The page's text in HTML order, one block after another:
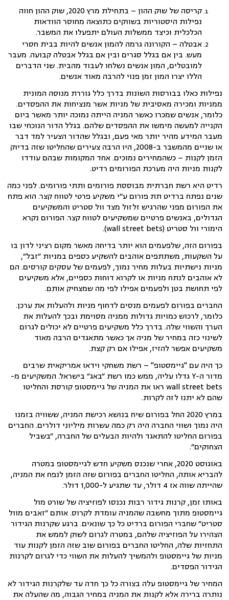
קריסה של שוק ההון – בתחילת מרץ 2020, שוק ההון חווה
נפילות היסטוריות בשווקים כתוצאה מחוסר הוודאות
הכלכלית וכיצד ממשלות העולם יתפעלו את המשבר.
אבטלה – הקורונה גרמה להמון אנשים להיות בבית חסרי
מעש. בין אם בגלל סגרים ובין אם בגלל אבטלה קבועה. מעבר
למובטלים, המון אנשים נשלחו לעבוד מהבית. שני הדברים
הללו יצרו המון זמן פנוי להרבה מאוד אנשים.
נפילות כאלו בבורסות השונות בדרך כלל גוררת מנוסה המונית
ממניות ומכירה מאסיבית של מניות אשר מנציחות את ההפסדים.
כלומר, אנשים שמכרו כאשר המניה הייתה נמוכה יותר מאשר ביום
הקנייה למעשה מימשו את ההפסדים שלהם. בגלל הדור הנוכחי שבו
מעבר המידע מהיר יותר מאי פעם, ובגלל שהדור הצעיר למד דבר
או שניים מהמשבר ב-2008, היו הרבה צעירים שהחליטו שזה בדיוק
הזמן לקנות – כשהמחירים נמוכים. אחד המקומות שבהם עודדו
לקנות מניות היה מערכת הפורומים רדיט.
רדיט היא רשת חברתית מבוססת פורומים ותתי פורומים. לפני כמה
שנים נפתח ברדיט תת פורום ע״י משקיע פרטי לטווח קצר. הוא פתח
את הפורום מפני שהרגיש זלזול מצד וול סטריט והמשקיעים
הגדולים, באנשים פרטיים שמשקיעים לטווח קצר. הפורום נקרא
הימורי וול סטריט (wall street bets).
בפורום הזה, שלפעמים הוא יותר בדיחה מאשר מקום רציני לדון בו
על השקעות, משתתפים אוהבים להשקיע כספים במניות ״זבל״,
מניות נישתיות בעלות מחיר נמוך, לפעמים של עסקים קורסים. הם
לא אוהבים לנתח מניות או לקרוא דוחות כספיים, אלא משקיעים
לפי תחושת בטן ולפעמים אפילו לפי מה שמצחיק אותם.
החברים בפורום לפעמים מנסים לדחוף מניות ולהעלות את ערכן.
כלומר, לרכוש כמויות גדולות ממניה מסוימת ובכך להעלות את
הערך והשווי שלה. בדרך כלל משקיעים פרטיים לא יכולים לגרום
לשינוי כזה במחיר של מניה אך כאשר מתאגדים הרבה מאוד
משקיעים אפשר להזיז, אפילו אם רק קצת.
כך היה עם "גיימסטופ" – רשת משחקי וידאו אמריקאית שרבים
מדור ה-Y גדלו עליה, ממש כמו רשת ״באג״ בישראל. המשקיעים מ-
wall street bets ראו את המניה של גיימסטופ קורסת והחליטו
שהם לא יתנו לזה לקרות.
במרץ 2020 החל בפורום שיח בנושא רכישת המניה, ששוויה בזמנו
היה נמוך ושווי החברה היה רק כמה עשרות מיליוני דולרים. החברים
בפורום החליטו להתאגד ולהיות הבעלים של החברה, ״בשביל
הצחוקים״.
באוגוסט 2020, אחרי שנכנס משקיע חדש לגיימסטופ במטרה
להבריא אותה, החליטו החברים בפורום שזה הזמן לנפח את המניה,
שהייתה שווה אז 4 דולר, עד שתגיע ל-1,000 דולר.
באותו זמן, קרנות גידור רבות נכנסו לפוזיציה של שורט מול
גיימסטופ מתוך מחשבה שהמניה עומדת לקרוס. אותם ״זאבים מוול
סטריט״ שחברי הפורום ברדיט כל כך שונאים. ברגע שקרנות הגידור
הצהירו על הפוזיציה שלהם, במטרה לגרום לשוק לממש את
התחזיות שלה, החליטו החברים בפורום שוב שזה הזמן לקנות עוד
מניות של גיימסטופ ולהמשיך להעלות את השווי כדי לגרום לקרנות
הגידור הפסדים.
המחיר של גיימסטופ עלה בצורה כל כך חדה עד שלקרנות הגידור לא
נותרה ברירה אלא לקנות את המניה במחיר הגבוה, מה שהעלה את